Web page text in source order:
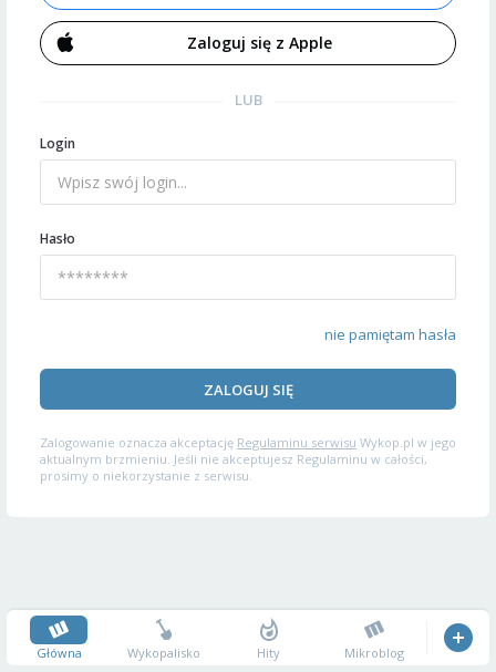
Zaloguj się z Apple
LUB
Login
Hasło
nie pamiętam hasła
ZALOGUJ SIĘ
Zalogowanie oznacza akceptację Regulaminu serwisu Wykop.pl w jego
aktualnym brzmieniu. Jeśli nie akceptujesz Regulaminu w całości,
prosimy o niekorzystanie z serwisu.
Główna Wykopalisko Hity Mikroblog